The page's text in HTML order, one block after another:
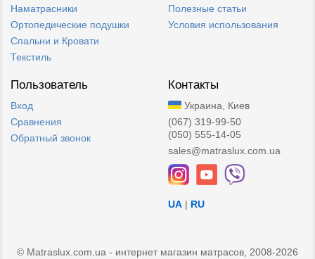
Наматрасники
Ортопедические подушки
Спальни и Кровати
Текстиль
Полезные статьи
Условия использования
Пользователь
Вход
Сравнения
Обратный звонок
Контакты
Украина, Киев
(067) 319-99-50
(050) 555-14-05
sales@matraslux.com.ua
UA | RU
© Matraslux.com.ua - интернет магазин матрасов, 2008-2026